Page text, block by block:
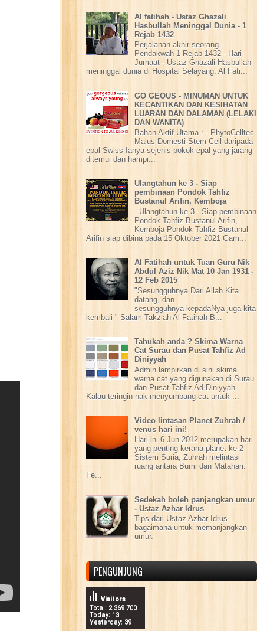
Al fatihah - Ustaz Ghazali
Hasbullah Meninggal Dunia - 1
Rejab 1432
Perjalanan akhir seorang
Pendakwah 1 Rejab 1432 - Hari
Jumaat - Ustaz Ghazali Hasbullah
meninggal dunia di Hospital Selayang. Al Fati...
GO GEOUS - MINUMAN UNTUK
KECANTIKAN DAN KESIHATAN
LUARAN DAN DALAMAN (LELAKI
DAN WANITA)
Bahan Aktif Utama : - PhytoCelltec
Malus Domesti Stem Cell daripada
epal Swiss Ianya sejenis pokok epal yang jarang
ditemui dan hampi...
Ulangtahun ke 3 - Siap
pembinaan Pondok Tahfiz
Bustanul Arifin, Kemboja
Ulangtahun ke 3 - Siap pembinaan
Pondok Tahfiz Bustanul Arifin,
Kemboja Pondok Tahfiz Bustanul
Arifin siap dibina pada 15 Oktober 2021 Gam...
Al Fatihah untuk Tuan Guru Nik
Abdul Aziz Nik Mat 10 Jan 1931 -
12 Feb 2015
"Sesungguhnya Dari Allah Kita
datang, dan
sesungguhnya kepadaNya juga kita
kembali " Salam Takziah Al Fatihah B...
Tahukah anda ? Skima Warna
Cat Surau dan Pusat Tahfiz Ad
Diniyyah
Admin lampirkan di sini skima
warna cat yang digunakan di Surau
dan Pusat Tahfiz Ad Diniyyah.
Kalau teringin nak menyumbang cat untuk ...
Video lintasan Planet Zuhrah /
venus hari ini!
Hari ini 6 Jun 2012 merupakan hari
yang penting kerana planet ke-2
Sistem Suria, Zuhrah melintasi
ruang antara Bumi dan Matahari.
Fe...
Sedekah boleh panjangkan umur
- Ustaz Azhar Idrus
Tips dari Ustaz Azhar Idrus
bagaimana untuk memanjangkan
umur.
PENGUNJUNG
Total: 2 369 700
Today: 13
Yesterday: 39
Visitors